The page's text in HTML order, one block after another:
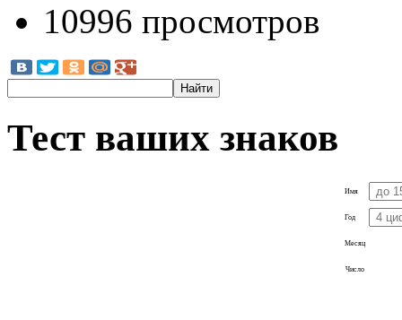
10996 просмотров
Тест ваших знаков
Имя
Год
Месяц
Число